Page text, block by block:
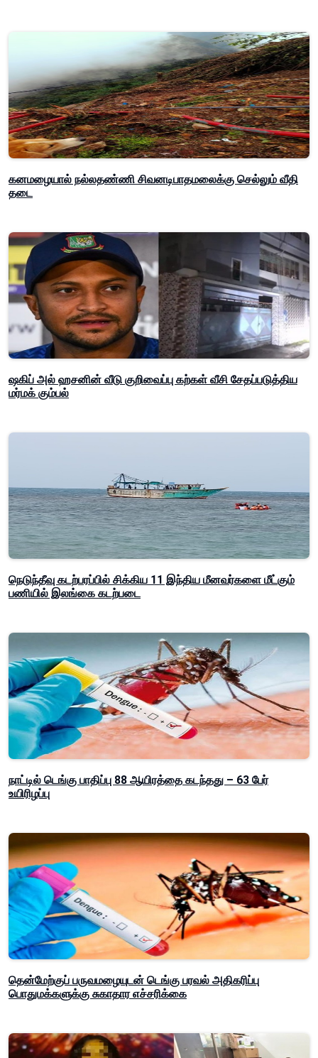
கனமழையால் நல்லதண்ணி சிவனடிபாதமலைக்கு செல்லும் வீதி
தடை
ஷகிப் அல் ஹசனின் வீடு குறிவைப்பு கற்கள் வீசி சேதப்படுத்திய
மர்மக் கும்பல்
நெடுந்தீவு கடற்பரப்பில் சிக்கிய 11 இந்திய மீனவர்களை மீட்கும்
பணியில் இலங்கை கடற்படை
நாட்டில் டெங்கு பாதிப்பு 88 ஆயிரத்தை கடந்தது – 63 பேர்
உயிரிழப்பு
தென்மேற்குப் பருவமழையுடன் டெங்கு பரவல் அதிகரிப்பு
பொதுமக்களுக்கு சுகாதார எச்சரிக்கை